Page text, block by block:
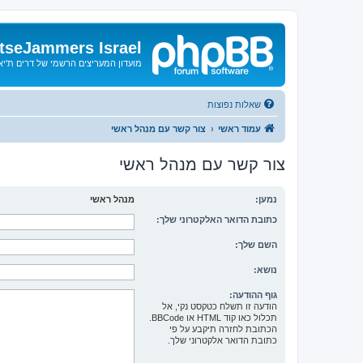
Israel
מועדון המעריצים הרשמי של דרים
שאלות נפוצות
עמוד ראשי צור קשר עם מנהל ראשי
צור קשר עם מנהל ראשי
נמען: מנהל ראשי
כתובת הדואר האלקטרוני שלך:
השם שלך:
נושא:
גוף ההודעה:
הודעה זו תשלח כטקסט נקי, אל
הכתובת לחזרה תיקבע על פי
כתובת הדואר אלקטרוני שלך.